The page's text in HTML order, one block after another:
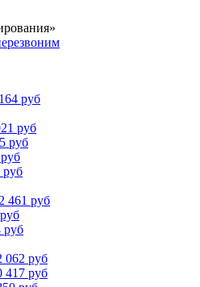
руб
руб
руб
руб
461 руб
руб
062 руб
417 руб